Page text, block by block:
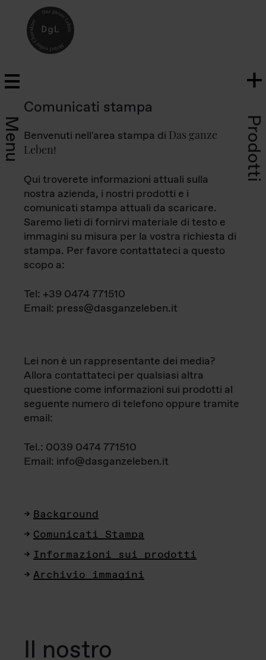
Menu Prodotti
Comunicati stampa
Benvenuti nell'area stampa di Das ganze
Leben!
Qui troverete informazioni attuali sulla
nostra azienda, i nostri prodotti e i
comunicati stampa attuali da scaricare.
Saremo lieti di fornirvi materiale di testo e
immagini su misura per la vostra richiesta di
stampa. Per favore contattateci a questo
scopo a:
Tel: +39 0474 771510
Email: press@dasganzeleben.it
Lei non è un rappresentante dei media?
Allora contattateci per qualsiasi altra
questione come informazioni sui prodotti al
seguente numero di telefono oppure tramite
email:
Tel.: 0039 0474 771510
Email: info@dasganzeleben.it
Background
Comunicati Stampa
Informazioni sui prodotti
Archivio immagini
Il nostro